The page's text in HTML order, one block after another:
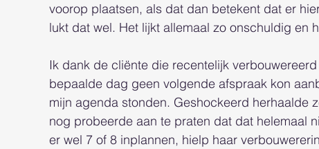
voorop plaatsen, als dat dan betekent dat er
lukt dat wel. Het lijkt allemaal zo onschuldig en
Ik dank de cliënte die recentelijk
bepaalde dag geen volgende afspraak kon
mijn agenda stonden. Geshockeerd herhaalde
nog probeerde aan te praten dat dat helemaal
er wel 7 of 8 inplannen, hielp haar